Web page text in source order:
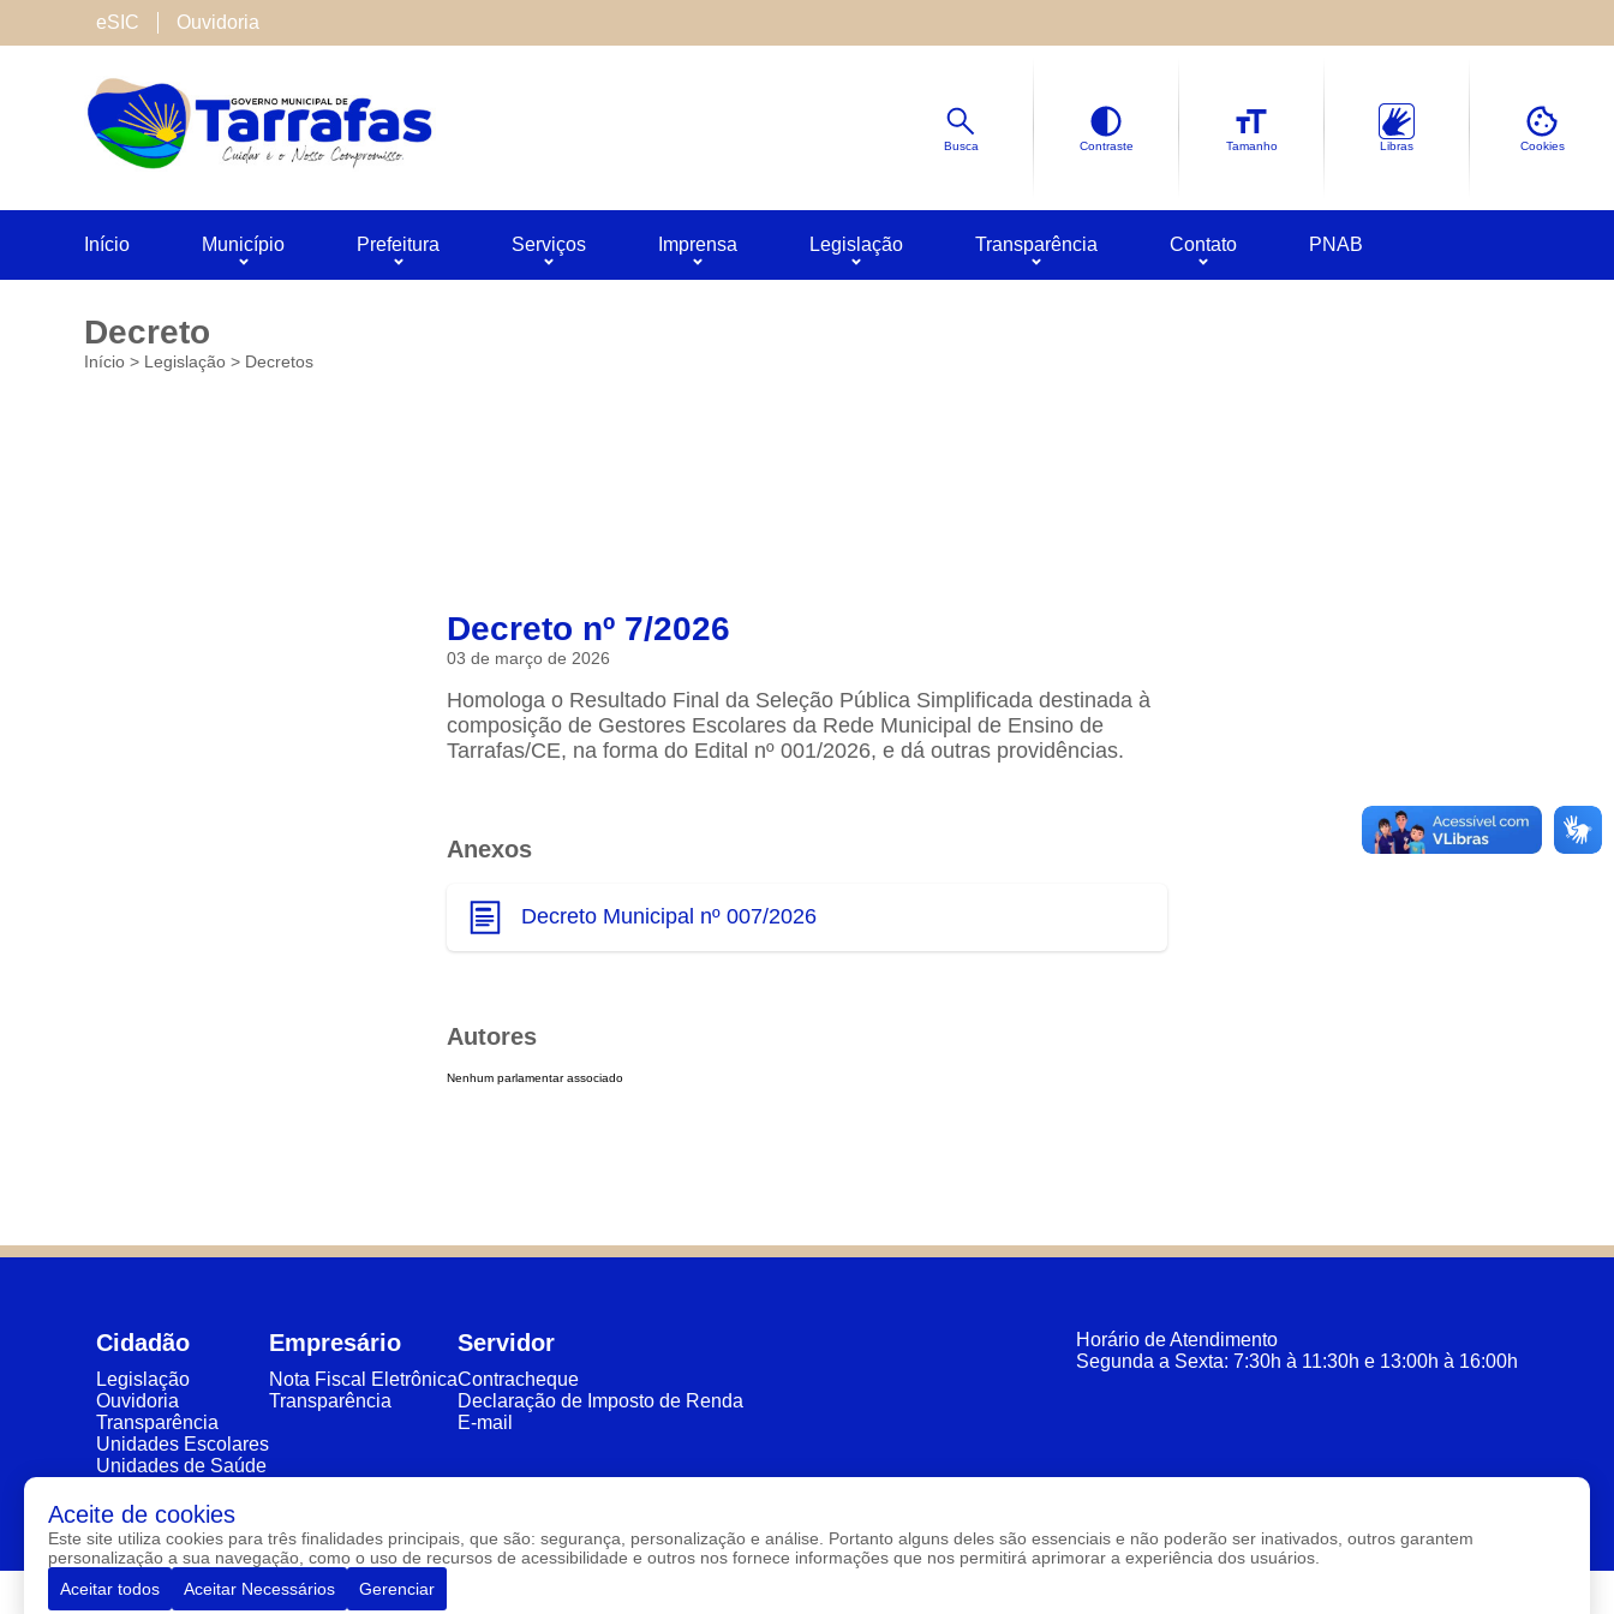
eSIC Ouvidoria
Busca Contraste Tamanho Libras Cookies
Início Município Prefeitura Serviços Imprensa Legislação Transparência Contato PNAB
Decreto
Início > Legislação > Decretos
Decreto nº 7/2026
03 de março de 2026
Homologa o Resultado Final da Seleção Pública Simplificada destinada à
composição de Gestores Escolares da Rede Municipal de Ensino de
Tarrafas/CE, na forma do Edital nº 001/2026, e dá outras providências.
Anexos
Decreto Municipal nº 007/2026
Autores
Nenhum parlamentar associado
Cidadão
Legislação
Ouvidoria
Transparência
Unidades Escolares
Unidades de Saúde
Empresário
Nota Fiscal Eletrônica
Transparência
Servidor
Contracheque
Declaração de Imposto de Renda
E-mail
Horário de Atendimento
Segunda a Sexta: 7:30h à 11:30h e 13:00h à 16:00h
Padrão
Aceite de cookies
Este site utiliza cookies para três finalidades principais, que são: segurança, personalização e análise. Portanto alguns deles são essenciais e não poderão ser inativados, outros garantem
personalização a sua navegação, como o uso de recursos de acessibilidade e outros nos fornece informações que nos permitirá aprimorar a experiência dos usuários.
Aceitar todos
Aceitar Necessários Gerenciar
Cookies de terceiros
São cookies inseridos por serviços associados ao site oferecido por outras empresas e que não temos controle sobre as informações coletadas.
Salvar